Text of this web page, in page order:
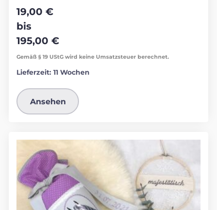
19,00 €
bis
195,00 €
Gemäß § 19 UStG wird keine Umsatzsteuer berechnet.
Lieferzeit: 11 Wochen
Ansehen